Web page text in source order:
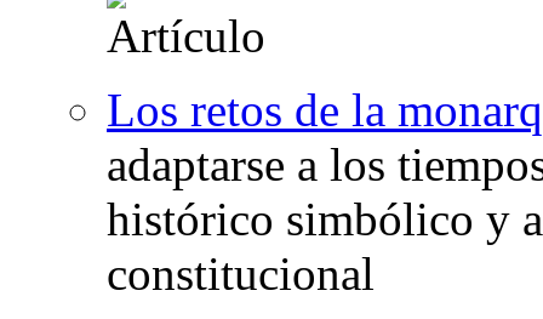
Los retos de la
adaptarse a los
histórico simbólico y
constitucional